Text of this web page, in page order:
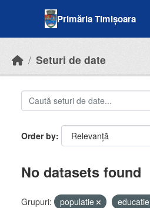
Primăria Timișoara
Seturi de date
Order by
No datasets found
Grupuri: populatie educatie